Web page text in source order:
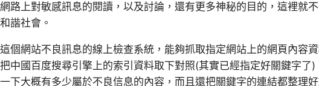
網路上對敏感訊息的閱讀，以及討論，還有更多神秘的目的，這裡就
和諧社會。
這個網站不良訊息的線上檢查系統，能夠抓取指定網站上的網頁內容
把中國百度搜尋引擎上的索引資料取下對照(其實已經指定好關鍵字了
一下大概有多少屬於不良信息的內容，而且還把關鍵字的連結都整理好